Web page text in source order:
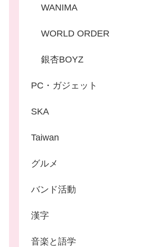
WANIMA
WORLD ORDER
銀杏BOYZ
PC・ガジェット
SKA
Taiwan
グルメ
バンド活動
漢字
音楽と語学